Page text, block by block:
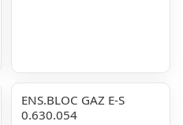
ENS.BLOC GAZ E-S
0.630.054